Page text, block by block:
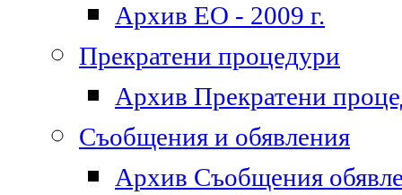
Архив ЕО - 2009 г.
Прекратени процедури
Архив Прекратени
Съобщения и обявления
Архив Съобщения